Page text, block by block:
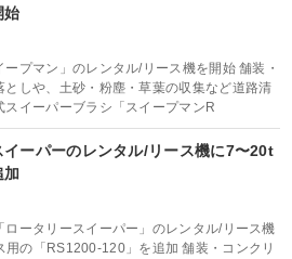
始
プマン」のレンタル/リース機を開始 舗装・
としや、土砂・粉塵・草葉の収集など道路清
イーパーブラシ「スイープマンR
イーパーのレンタル/リース機に7〜20t
加
ータリースイーパー」のレンタル/リース機
の「RS1200-120」を追加 舗装・コンクリ